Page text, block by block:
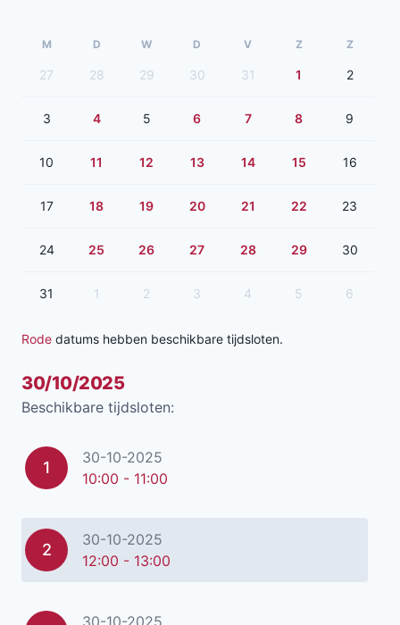
M D W D V Z Z
27 28 29 30 31 1 2
3 4 5 6 7 8 9
10 11 12 13 14 15 16
17 18 19 20 21 22 23
24 25 26 27 28 29 30
31 1 2 3 4 5 6
Rode datums hebben beschikbare tijdsloten.
30/10/2025
Beschikbare tijdsloten:
1
30-10-2025
10:00 - 11:00
2
30-10-2025
12:00 - 13:00
30-10-2025